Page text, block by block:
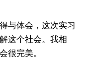
体会，这次实习
这个社会。我相
很完美。